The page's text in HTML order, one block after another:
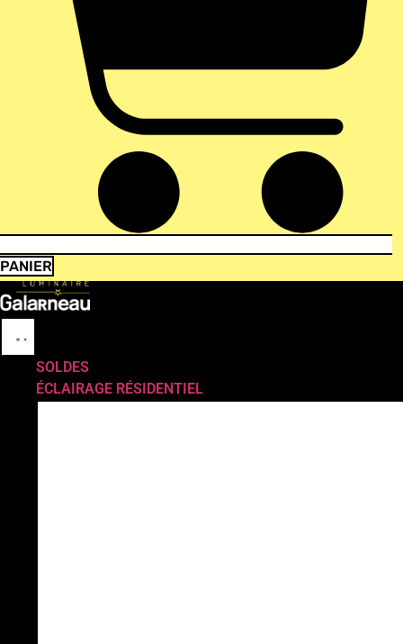
PANIER
SOLDES
ÉCLAIRAGE RÉSIDENTIEL